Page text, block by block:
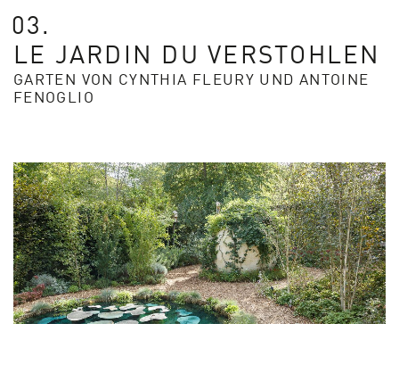
03.
LE JARDIN DU VERSTOHLEN
GARTEN VON CYNTHIA FLEURY UND ANTOINE
FENOGLIO